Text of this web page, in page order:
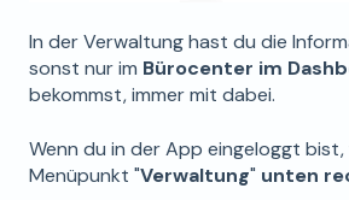
In der Verwaltung hast du die
sonst nur im Bürocenter im
bekommst, immer mit dabei.
Wenn du in der App eingeloggt
Menüpunkt "Verwaltung" unten